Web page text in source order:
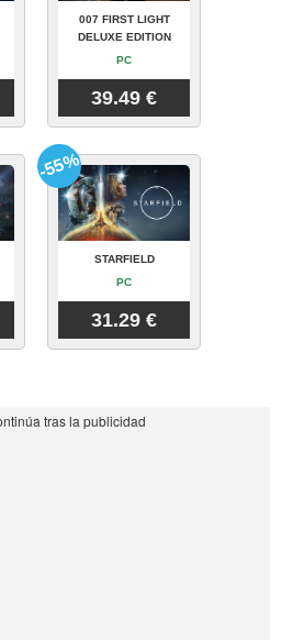
007 FIRST LIGHT
DELUXE EDITION
PC
39.49 €
STARFIELD
PC
31.29 €
-55%